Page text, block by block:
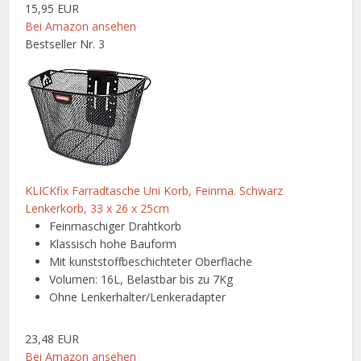
15,95 EUR
Bei Amazon ansehen
Bestseller Nr. 3
KLICKfix Farradtasche Uni Korb, Feinma. Schwarz
Lenkerkorb, 33 x 26 x 25cm
Feinmaschiger Drahtkorb
Klassisch hohe Bauform
Mit kunststoffbeschichteter Oberfläche
Volumen: 16L, Belastbar bis zu 7Kg
Ohne Lenkerhalter/Lenkeradapter
23,48 EUR
Bei Amazon ansehen